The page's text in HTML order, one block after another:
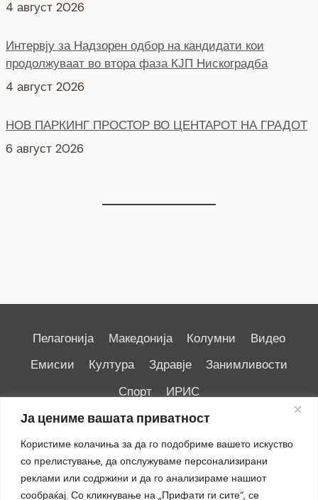
Ја цениме вашата приватност
Користиме колачиња за да го подобриме вашето искуство
со прелистување, да опслужуваме персонализирани
реклами или содржини и да го анализираме нашиот
сообраќај. Со кликнување на „Прифати ги сите“, се
продолжуваат во втора фаза КЈП Нискоградба
НОВ ПАРКИНГ ПРОСТОР ВО ЦЕНТАРОТ НА ГРАДОТ
6 август 2026
СЕ АСФАЛТИРА УЛИЦАТА „КОЗАРА“
6 август 2026
Пелагонија Македонија Колумни
Видео
Емисии
Култура Здравје
Занимливости
Спорт
ИРИС
Импресум|Маркетинг